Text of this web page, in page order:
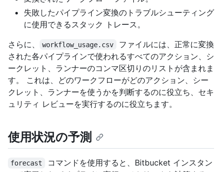
失敗したパイプライン変換のトラブルシューティング
に使用できるスタック トレース。
さらに、
workflow_usage.csv
ファイルには、正常に変換
された各パイプラインで使われるすべてのアクション、シ
ークレット、ランナーのコンマ区切りのリストが含まれま
す。 これは、どのワークフローがどのアクション、シー
クレット、ランナーを使うかを判断するのに役立ち、セキ
ュリティ レビューを実行するのに役立ちます。
使用状況の予測
forecast
コマンドを使用すると、Bitbucket インスタン